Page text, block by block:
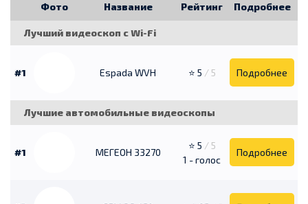
Фото Название Рейтинг Подробнее
Лучший видеоскоп с Wi-Fi
#1 Espada WVH ⭐ 5 / 5 Подробнее
Лучшие автомобильные видеоскопы
#1 МЕГЕОН 33270
⭐ 5 / 5
1 - голос
Подробнее